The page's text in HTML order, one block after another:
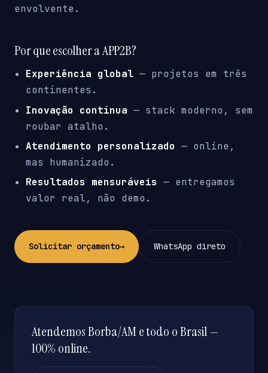
envolvente.
Por que escolher a APP2B?
Experiência global — projetos em três
continentes.
Inovação contínua — stack moderno, sem
roubar atalho.
Atendimento personalizado — online,
mas humanizado.
Resultados mensuráveis — entregamos
valor real, não demo.
Solicitar orçamento→ WhatsApp direto
Atendemos Borba/AM e todo o Brasil —
100% online.